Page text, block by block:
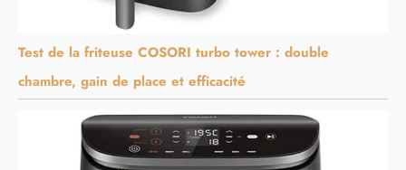
Test de la friteuse COSORI turbo tower : double
chambre, gain de place et efficacité